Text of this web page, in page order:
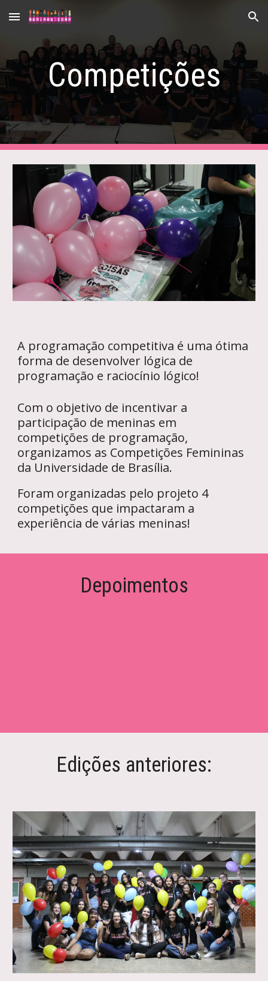
Skip to main content Skip to navigation
Competições
A programação competitiva é uma ótima
forma de desenvolver lógica de
programação e raciocínio lógico!
Com o objetivo de incentivar a
participação de meninas em
competições de programação,
organizamos as Competições Femininas
da Universidade de Brasília.
Foram organizadas pelo projeto 4
competições que impactaram a
experiência de várias meninas!
Depoimentos
Edições anteriores: